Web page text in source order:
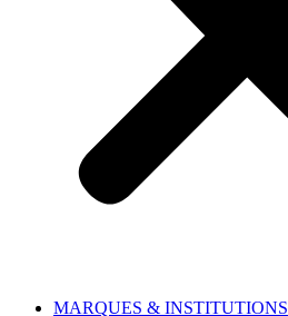
MARQUES & INSTITUTIONS